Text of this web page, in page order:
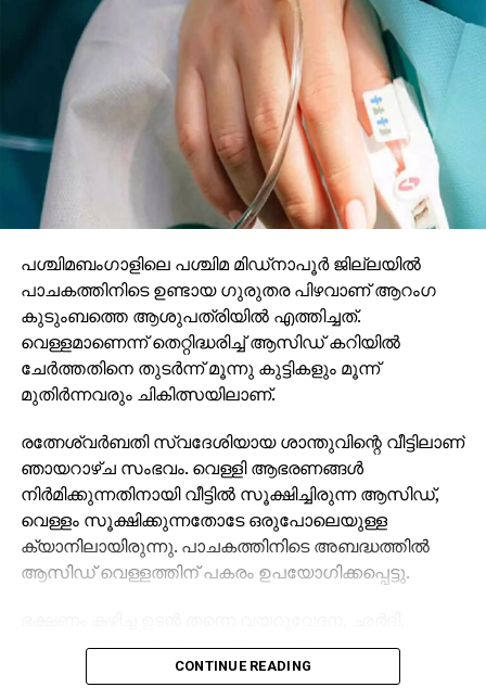
പശ്ചിമബംഗാളിലെ പശ്ചിമ മിഡ്നാപൂര്‍ ജില്ലയില്‍
പാചകത്തിനിടെ ഉണ്ടായ ഗുരുതര പിഴവാണ് ആറംഗ
കുടുംബത്തെ ആശുപത്രിയില്‍ എത്തിച്ചത്.
വെള്ളമാണെന്ന് തെറ്റിദ്ധരിച്ച് ആസിഡ് കറിയില്‍
ചേര്‍ത്തതിനെ തുടര്‍ന്ന് മൂന്നു കുട്ടികളും മൂന്ന്
മുതിര്‍ന്നവരും ചികിത്സയിലാണ്.
രത്നേശ്വര്‍ബതി സ്വദേശിയായ ശാന്തുവിന്റെ വീട്ടിലാണ്
ഞായറാഴ്ച സംഭവം. വെള്ളി ആഭരണങ്ങള്‍
നിര്‍മിക്കുന്നതിനായി വീട്ടില്‍ സൂക്ഷിച്ചിരുന്ന ആസിഡ്,
വെള്ളം സൂക്ഷിക്കുന്നതോടേ ഒരുപോലെയുള്ള
ക്യാനിലായിരുന്നു. പാചകത്തിനിടെ അബദ്ധത്തില്‍
ആസിഡ് വെള്ളത്തിന് പകരം ഉപയോഗിക്കപ്പെട്ടു.
ശ്വസനാര്‍ത്ഥപ്രശ്‌നങ്ങള്‍ തുടങ്ങിയ
അസ്വസ്ഥതകള്‍ പ്രകടമായതോടെ അയല്‍വാസികള്‍
CONTINUE READING